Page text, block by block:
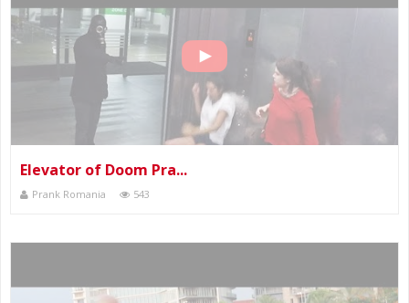
Elevator of Doom Pra...
Prank Romania 543